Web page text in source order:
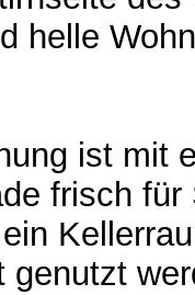
helle
ist mit
frisch
genutzt